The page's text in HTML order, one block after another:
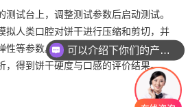
试台上，调整测试参数后启动测试。
拟人类口腔对饼干进行压缩和剪切，并
等参数。测试完成后，可以通过软件
，得到饼干硬度与口感的评价结果。
可以介绍下你们的产品么